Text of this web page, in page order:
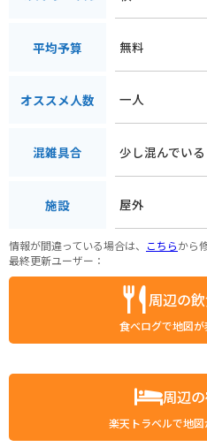
平均予算 無料
オススメ人数 一人
混雑具合 少し混んでいる
施設 屋外
情報が間違っている場合は、 こちらから
最終更新ユーザー：
周辺の
食べログで地図が
周辺
楽天トラベルで地図